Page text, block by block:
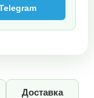
Доставка